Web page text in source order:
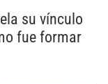
su vínculo
fue formar